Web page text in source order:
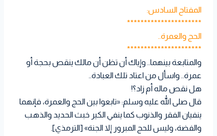
المفتاح السادس:
**********************
الحج والعمرة..
**********************
والمتابعة بينهما.. وإياك أن تظن أن مالك ينقص بحجة أو
عمرة.. واسأل من اعتاد تلك العبادة..
هل نقص ماله أم زاد؟!
قال صلى الله عليه وسلم: «تابعوا بين الحج والعمرة، فإنهما
ينفيان الفقر والذنوب كما ينفي الكير خبث الحديد والذهب
والفضة، وليس للحج المبرور إلا الجنة» [الترمذي].